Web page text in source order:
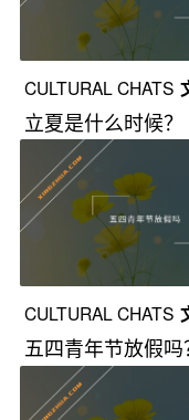
CULTURAL CHATS
漫谈
立夏是什么时候？
CULTURAL CHATS
漫谈
五四青年节放假吗